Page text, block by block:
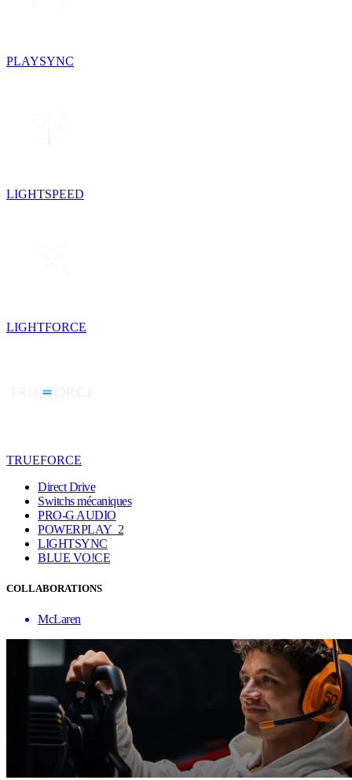
PLAYSYNC
LIGHTSPEED
LIGHTFORCE
TRUEFORCE
Direct Drive
Switchs mécaniques
PRO-G AUDIO
POWERPLAY 2
LIGHTSYNC
BLUE VO!CE
COLLABORATIONS
McLaren